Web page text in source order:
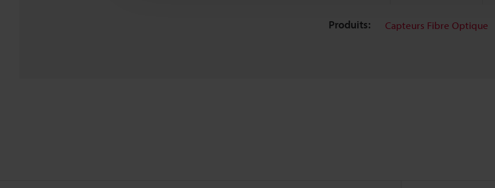
Produits: Capteurs Fibre Optique